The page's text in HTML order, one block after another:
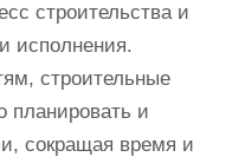
строительства и
исполнения.
строительные
планировать и
сокращая время и